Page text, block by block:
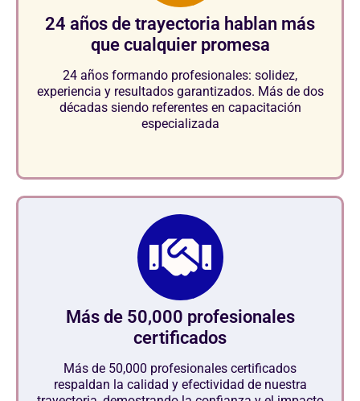
24 años de trayectoria hablan más
que cualquier promesa
24 años formando profesionales: solidez,
experiencia y resultados garantizados. Más de dos
décadas siendo referentes en capacitación
especializada
Más de 50,000 profesionales
certificados
Más de 50,000 profesionales certificados
respaldan la calidad y efectividad de nuestra